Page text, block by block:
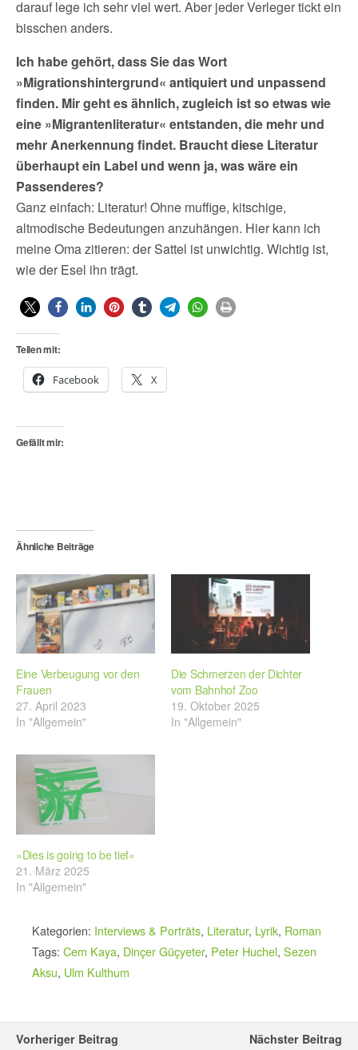
darauf lege ich sehr viel wert. Aber jeder Verleger tickt ein
bisschen anders.
Ich habe gehört, dass Sie das Wort
»Migrationshintergrund« antiquiert und unpassend
finden. Mir geht es ähnlich, zugleich ist so etwas wie
eine »Migrantenliteratur« entstanden, die mehr und
mehr Anerkennung findet. Braucht diese Literatur
überhaupt ein Label und wenn ja, was wäre ein
Passenderes?
Ganz einfach: Literatur! Ohne muffige, kitschige,
altmodische Bedeutungen anzuhängen. Hier kann ich
meine Oma zitieren: der Sattel ist unwichtig. Wichtig ist,
wie der Esel ihn trägt.
Teilen mit:
Facebook X
Gefällt mir:
Ähnliche Beiträge
Eine Verbeugung vor den
Frauen
27. April 2023
In "Allgemein"
Die Schmerzen der Dichter
vom Bahnhof Zoo
19. Oktober 2025
In "Allgemein"
»Dies is going to be tief«
21. März 2025
In "Allgemein"
Kategorien: Interviews & Porträts, Literatur, Lyrik, Roman
Tags: Cem Kaya, Dinçer Güçyeter, Peter Huchel, Sezen
Aksu, Ulm Kulthum
Vorheriger Beitrag Nächster Beitrag